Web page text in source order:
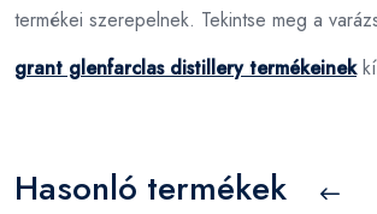
termékei szerepelnek. Tekintse meg a
grant glenfarclas distillery termékeinek
Hasonló termékek